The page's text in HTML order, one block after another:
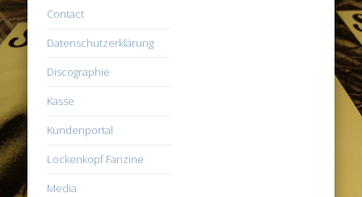
Contact
Datenschutzerklärung
Discographie
Kasse
Kundenportal
Lockenkopf Fanzine
Media